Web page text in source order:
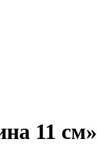
11 см»